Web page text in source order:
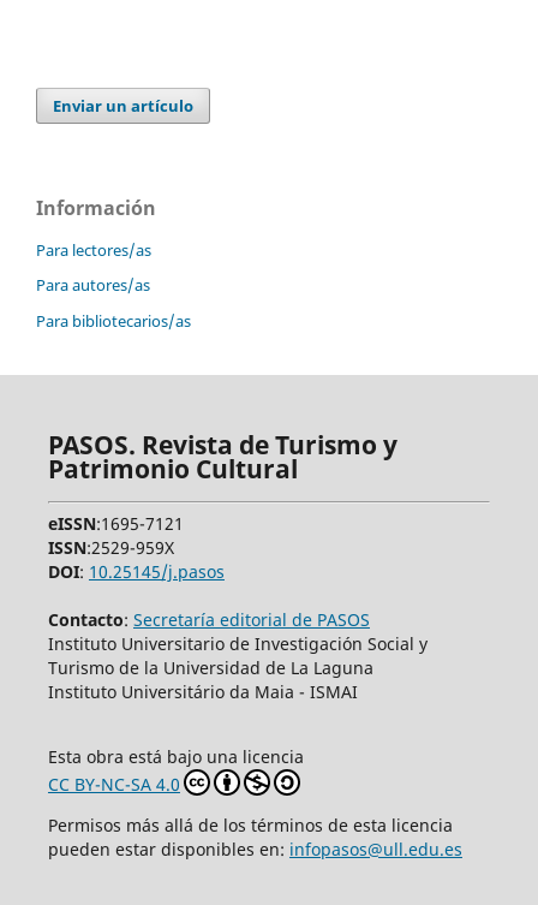
Enviar un artículo
Información
Para lectores/as
Para autores/as
Para bibliotecarios/as
PASOS. Revista de Turismo y
Patrimonio Cultural
eISSN:1695-7121
ISSN:2529-959X
DOI: 10.25145/j.pasos
Contacto: Secretaría editorial de PASOS
Instituto Universitario de Investigación Social y
Turismo de la Universidad de La Laguna
Instituto Universitário da Maia - ISMAI
Esta obra está bajo una licencia
CC BY-NC-SA 4.0
Permisos más allá de los términos de esta licencia
pueden estar disponibles en: infopasos@ull.edu.es